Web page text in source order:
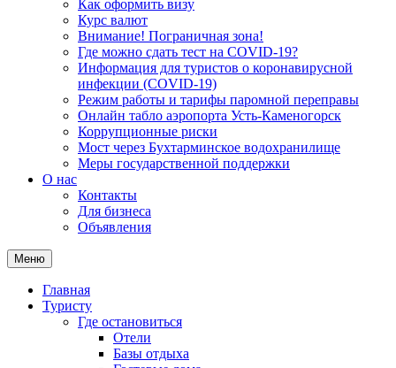
Как оформить визу
Курс валют
Внимание! Пограничная зона!
Где можно сдать тест на COVID-19?
Информация для туристов о коронавирусной
инфекции (COVID-19)
Режим работы и тарифы паромной переправы
Онлайн табло аэропорта Усть-Каменогорск
Коррупционные риски
Мост через Бухтарминское водохранилище
Меры государственной поддержки
О нас
Контакты
Для бизнеса
Объявления
Меню
Главная
Туристу
Где остановиться
Отели
Базы отдыха